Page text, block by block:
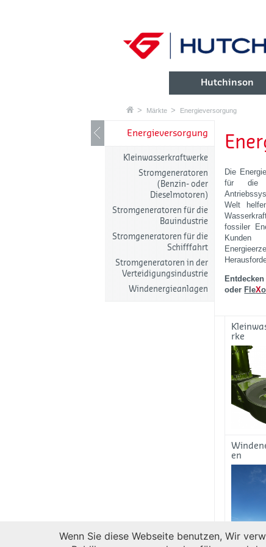
Hutchinson
Märkte Energieversorgung
Energieversorgung
Kleinwasserkraftwerke
Stromgeneratoren
(Benzin- oder
Dieselmotoren)
Stromgeneratoren für die
Bauindustrie
Stromgeneratoren für die
Schifffahrt
Stromgeneratoren in der
Verteidigungsindustrie
Windenergieanlagen
Die
für die
Welt
fossiler
oder FleX
rke
en
Wenn Sie diese Webseite benutzen, Wir